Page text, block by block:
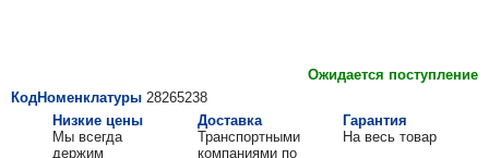
Ожидается поступление
КодНоменклатуры 28265238
Низкие цены
Мы всегда
держим
Доставка
Транспортными
компаниями по
Гарантия
На весь товар